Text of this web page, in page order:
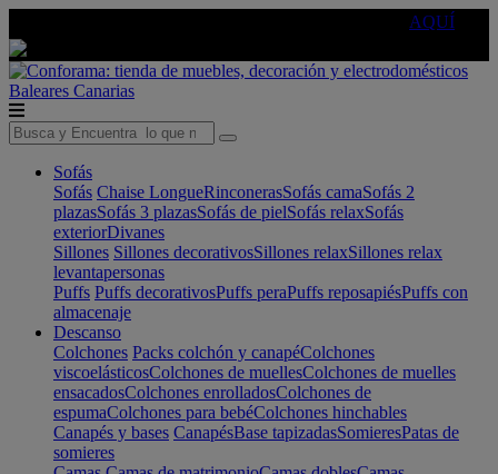
AQUÍ
Baleares Canarias
Sofás
Sofás Chaise LongueRinconerasSofás camaSofás 2
plazasSofás 3 plazasSofás de pielSofás relaxSofás
exteriorDivanes
Sillones Sillones decorativosSillones relaxSillones relax
levantapersonas
Puffs Puffs decorativosPuffs peraPuffs reposapiésPuffs con
almacenaje
Descanso
Colchones Packs colchón y canapéColchones
viscoelásticosColchones de muellesColchones de muelles
ensacadosColchones enrolladosColchones de
espumaColchones para bebéColchones hinchables
Canapés y bases CanapésBase tapizadasSomieresPatas de
somieres